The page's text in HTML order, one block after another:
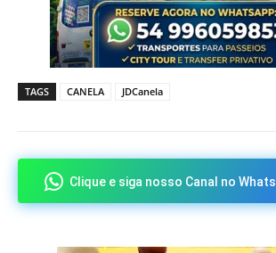
TAGS CANELA JDCanela
Clique e siga nosso Canal no Whats